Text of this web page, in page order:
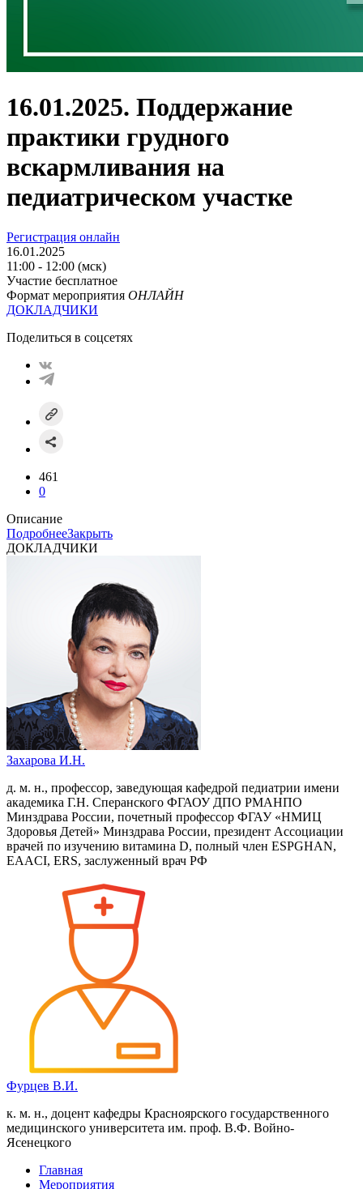
16.01.2025. Поддержание
практики грудного
вскармливания на
педиатрическом участке
Регистрация онлайн
16.01.2025
11:00 - 12:00 (мск)
Участие бесплатное
Формат мероприятия ОНЛАЙН
ДОКЛАДЧИКИ
Поделиться в соцсетях
461
0
Описание
ПодробнееЗакрыть
ДОКЛАДЧИКИ
Захарова И.Н.
д. м. н., профессор, заведующая кафедрой педиатрии имени
академика Г.Н. Сперанского ФГАОУ ДПО РМАНПО
Минздрава России, почетный профессор ФГАУ «НМИЦ
Здоровья Детей» Минздрава России, президент Ассоциации
врачей по изучению витамина D, полный член ESPGHAN,
EAACI, ERS, заслуженный врач РФ
Фурцев В.И.
к. м. н., доцент кафедры Красноярского государственного
медицинского университета им. проф. В.Ф. Войно-
Ясенецкого
Главная
Мероприятия